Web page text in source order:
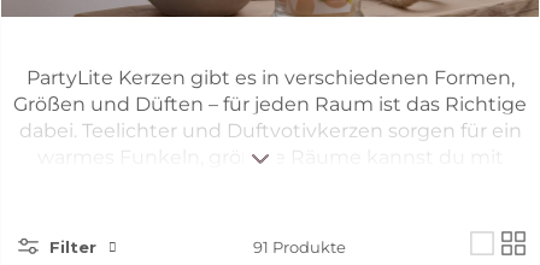
PartyLite Kerzen gibt es in verschiedenen Formen,
Größen und Düften – für jeden Raum ist das Richtige
dabei. Teelichter und Duftvotivkerzen sorgen für ein
warmes Funkeln, größere Räume kannst du mit
Stumpenkerzen bieten ein dezentes Design und
Filter 91 Produkte